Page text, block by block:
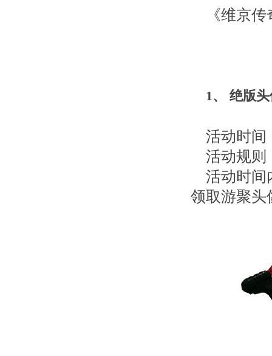
《维京
1、 绝版
活动时间
活动规则
活动时间
领取游聚头